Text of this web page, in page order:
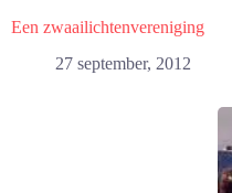
Een zwaailichtenvereniging
27 september, 2012